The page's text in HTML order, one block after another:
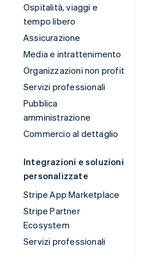
Ospitalità, viaggi e
tempo libero
Assicurazione
Media e intrattenimento
Organizzazioni non profit
Servizi professionali
Pubblica
amministrazione
Commercio al dettaglio
Integrazioni e soluzioni
personalizzate
Stripe App Marketplace
Stripe Partner
Ecosystem
Servizi professionali